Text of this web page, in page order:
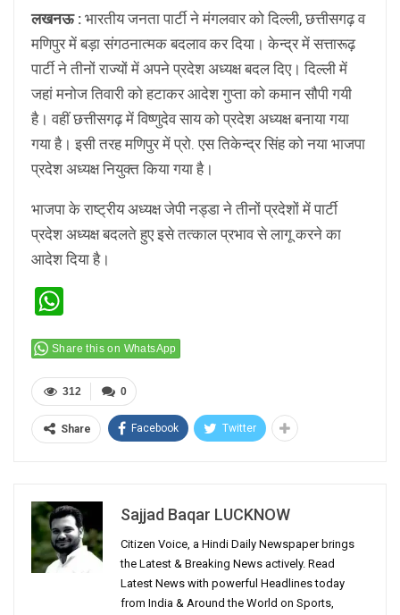
लखनऊ : भारतीय जनता पार्टी ने मंगलवार को दिल्ली, छत्तीसगढ़ व
मणिपुर में बड़ा संगठनात्मक बदलाव कर दिया। केन्द्र में सत्तारूढ़
पार्टी ने तीनों राज्यों में अपने प्रदेश अध्यक्ष बदल दिए। दिल्ली में
जहां मनोज तिवारी को हटाकर आदेश गुप्ता को कमान सौपी गयी
है। वहीं छत्तीसगढ़ में विष्णुदेव साय को प्रदेश अध्यक्ष बनाया गया
गया है। इसी तरह मणिपुर में प्रो. एस तिकेन्द्र सिंह को नया भाजपा
प्रदेश अध्यक्ष नियुक्त किया गया है।
भाजपा के राष्ट्रीय अध्यक्ष जेपी नड्डा ने तीनों प्रदेशों में पार्टी
प्रदेश अध्यक्ष बदलते हुए इसे तत्काल प्रभाव से लागू करने का
आदेश दिया है।
Share this on WhatsApp
0
312
Share Facebook Twitter
Sajjad Baqar LUCKNOW
Citizen Voice, a Hindi Daily Newspaper brings
the Latest & Breaking News actively. Read
Latest News with powerful Headlines today
from India & Around the World on Sports,